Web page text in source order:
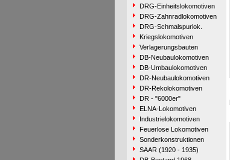
DRG-Einheitslokomotiven
DRG-Zahnradlokomotiven
DRG-Schmalspurlok.
Kriegslokomotiven
Verlagerungsbauten
DB-Neubaulokomotiven
DB-Umbaulokomotiven
DR-Neubaulokomotiven
DR-Rekolokomotiven
DR - "6000er"
ELNA-Lokomotiven
Industrielokomotiven
Feuerlose Lokomotiven
Sonderkonstruktionen
SAAR (1920 - 1935)